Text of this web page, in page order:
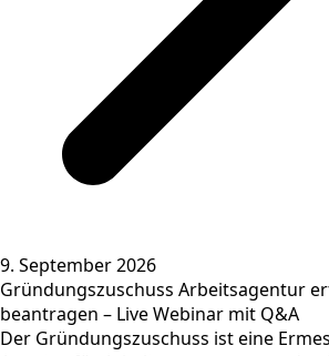
9. September 2026
Gründungszuschuss Arbeitsagentur
beantragen – Live Webinar mit Q&A
Der Gründungszuschuss ist eine